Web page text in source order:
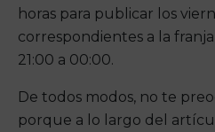
horas para publicar los
correspondientes a la franja
21:00 a 00:00.
De todos modos, no te
porque a lo largo del